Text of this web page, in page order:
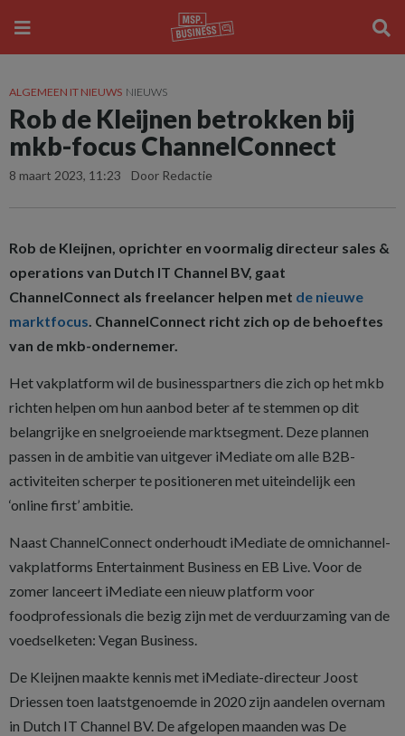
ALGEMEEN IT NIEUWS NIEUWS
Rob de Kleijnen betrokken bij
mkb-focus ChannelConnect
8 maart 2023, 11:23 Door Redactie
Rob de Kleijnen, oprichter en voormalig directeur sales &
operations van Dutch IT Channel BV, gaat
ChannelConnect als freelancer helpen met de nieuwe
marktfocus. ChannelConnect richt zich op de behoeftes
van de mkb-ondernemer.
Het vakplatform wil de businesspartners die zich op het mkb
richten helpen om hun aanbod beter af te stemmen op dit
belangrijke en snelgroeiende marktsegment. Deze plannen
passen in de ambitie van uitgever iMediate om alle B2B-
activiteiten scherper te positioneren met uiteindelijk een
‘online first’ ambitie.
Naast ChannelConnect onderhoudt iMediate de omnichannel-
vakplatforms Entertainment Business en EB Live. Voor de
zomer lanceert iMediate een nieuw platform voor
foodprofessionals die bezig zijn met de verduurzaming van de
voedselketen: Vegan Business.
De Kleijnen maakte kennis met iMediate-directeur Joost
Driessen toen laatstgenoemde in 2020 zijn aandelen overnam
in Dutch IT Channel BV. De afgelopen maanden was De